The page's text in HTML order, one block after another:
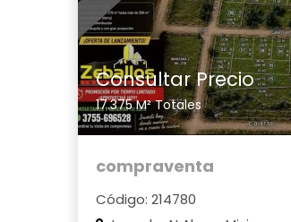
Consultar Precio
17.375 M² Totales
compraventa
Código: 214780